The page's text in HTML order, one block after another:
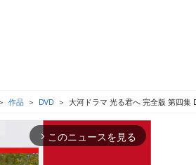
作品 DVD 大河ドラマ 光る君へ 完全版 第四集
arrow_forward_ios このニュースを見る